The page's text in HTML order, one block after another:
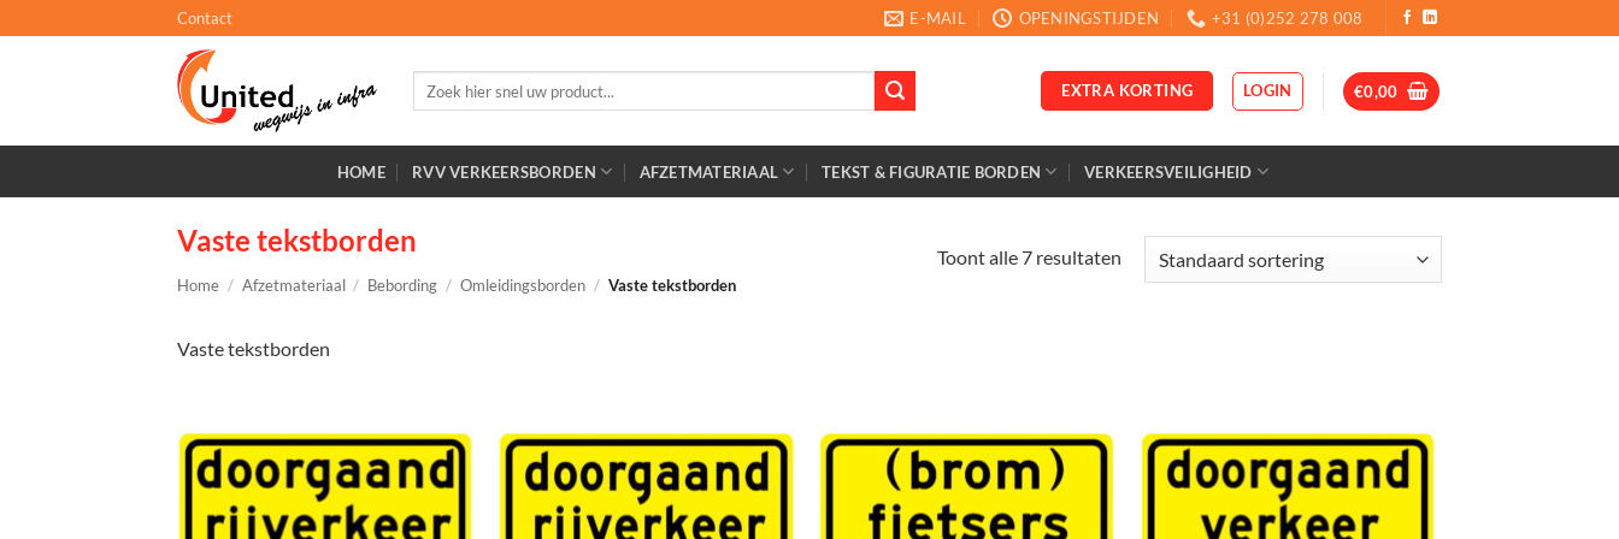
naar
Contact E-MAIL OPENINGSTIJDEN +31 (0)252 278 008
EXTRA KORTING LOGIN €0,00
HOME RVV VERKEERSBORDEN AFZETMATERIAAL TEKST & FIGURATIE BORDEN VERKEERSVEILIGHEID
Vaste tekstborden
Home / Afzetmateriaal / Bebording / Omleidingsborden / Vaste tekstborden
Toont alle 7 resultaten
Vaste tekstborden